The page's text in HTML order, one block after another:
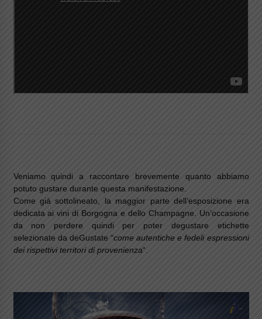
Veniamo quindi a raccontare brevemente quanto abbiamo
potuto gustare durante questa manifestazione.
Come già sottolineato, la maggior parte dell’esposizione era
dedicata ai vini di Borgogna e dello Champagne. Un’occasione
da non perdere quindi per poter degustare etichette
selezionate da deGustate “come autentiche e fedeli espressioni
dei rispettivi territori di provenienza“.